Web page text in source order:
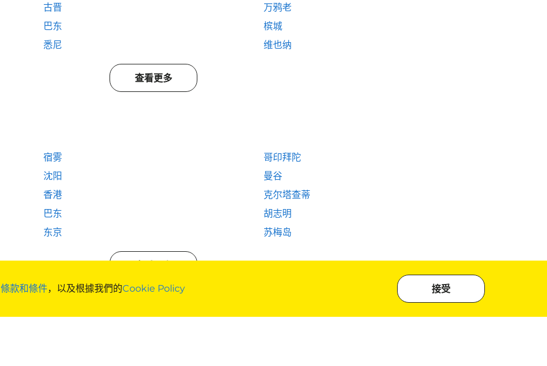
條款和條件，以及根據我們的Cookie Policy 接受
古晋
万鸦老
巴东
槟城
悉尼 维也纳
查看更多
宿雾
哥印拜陀
沈阳
曼谷
香港
克尔塔查蒂
巴东
胡志明
东京 苏梅岛